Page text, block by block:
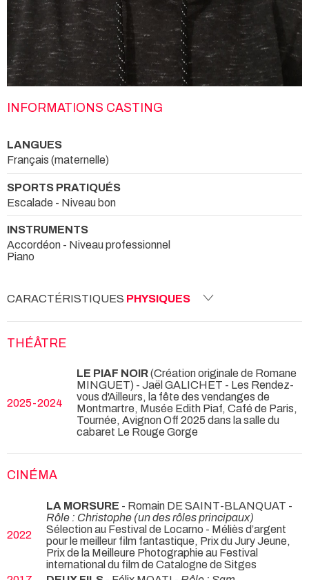
INFORMATIONS CASTING
LANGUES
Français (maternelle)
SPORTS PRATIQUÉS
Escalade - Niveau bon
INSTRUMENTS
Accordéon - Niveau professionnel
Piano
CARACTÉRISTIQUES PHYSIQUES
THÉÂTRE
2025-2024
LE PIAF NOIR(Création originale de Romane
MINGUET) - Jaël GALICHET - Les Rendez-
vous d'Ailleurs, la fête des vendanges de
Montmartre, Musée Edith Piaf, Café de Paris,
Tournée, Avignon Off 2025 dans la salle du
cabaret Le Rouge Gorge
CINÉMA
2022
LA MORSURE - Romain DE SAINT-BLANQUAT -
Rôle : Christophe (un des rôles principaux)
Sélection au Festival de Locarno - Méliès d’argent
pour le meilleur film fantastique, Prix du Jury Jeune,
Prix de la Meilleure Photographie au Festival
international du film de Catalogne de Sitges